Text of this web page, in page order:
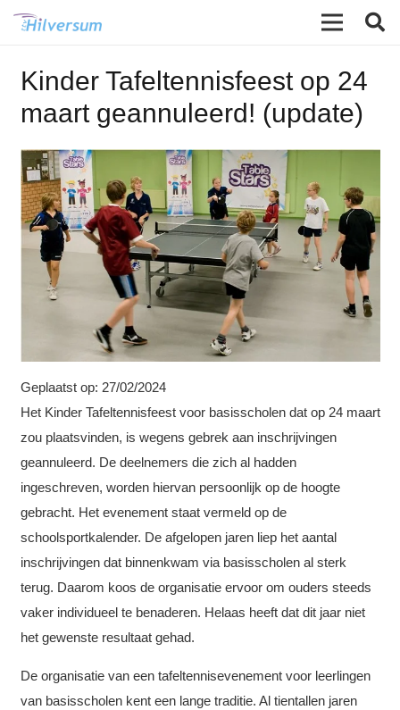
Kinder Tafeltennisfeest op 24
maart geannuleerd! (update)
Geplaatst op: 27/02/2024
Het Kinder Tafeltennisfeest voor basisscholen dat op 24 maart
zou plaatsvinden, is wegens gebrek aan inschrijvingen
geannuleerd. De deelnemers die zich al hadden
ingeschreven, worden hiervan persoonlijk op de hoogte
gebracht. Het evenement staat vermeld op de
schoolsportkalender. De afgelopen jaren liep het aantal
inschrijvingen dat binnenkwam via basisscholen al sterk
terug. Daarom koos de organisatie ervoor om ouders steeds
vaker individueel te benaderen. Helaas heeft dat dit jaar niet
het gewenste resultaat gehad.
De organisatie van een tafeltennisevenement voor leerlingen
van basisscholen kent een lange traditie. Al tientallen jaren